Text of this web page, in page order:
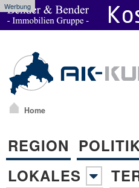
Werbung
Home
REGION
LOKALES